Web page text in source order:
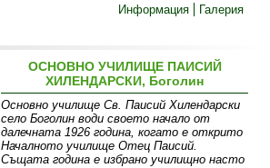
Информация
Галерия
ОСНОВНО УЧИЛИЩЕ ПАИСИЙ
ХИЛЕНДАРСКИ, Боголин
Основно училище Св. Паисий Хилендарски
село Боголин води своето начало от
далечната 1926 година, когато е открито
Началното училище Отец Паисий.
Същата година е избрано училищно насто